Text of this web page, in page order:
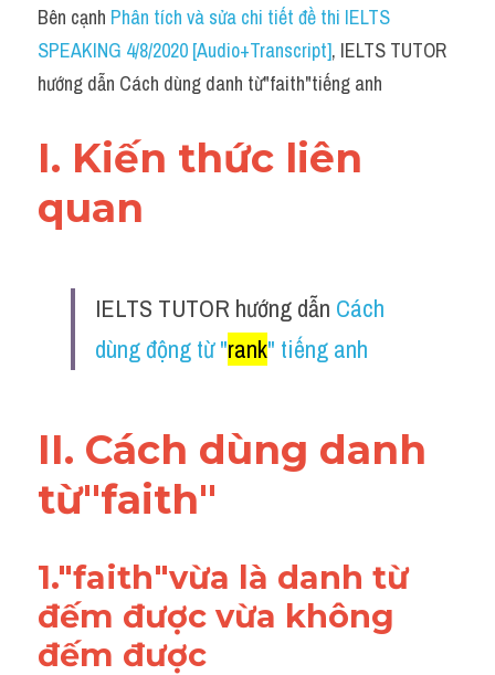
Bên cạnh Phân tích và sửa chi tiết đề thi IELTS
SPEAKING 4/8/2020 [Audio+Transcript], IELTS TUTOR
hướng dẫn Cách dùng danh từ"faith"tiếng anh
I. Kiến thức liên
quan
IELTS TUTOR hướng dẫn Cách
dùng động từ "rank" tiếng anh
II. Cách dùng danh
từ"faith"
1."faith"vừa là danh từ
đếm được vừa không
đếm được